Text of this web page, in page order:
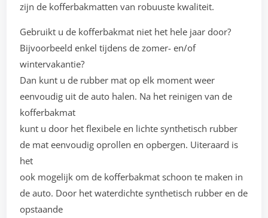
zijn de kofferbakmatten van robuuste kwaliteit.
Gebruikt u de kofferbakmat niet het hele jaar door?
Bijvoorbeeld enkel tijdens de zomer- en/of
wintervakantie?
Dan kunt u de rubber mat op elk moment weer
eenvoudig uit de auto halen. Na het reinigen van de
kofferbakmat
kunt u door het flexibele en lichte synthetisch rubber
de mat eenvoudig oprollen en opbergen. Uiteraard is
het
ook mogelijk om de kofferbakmat schoon te maken in
de auto. Door het waterdichte synthetisch rubber en de
opstaande